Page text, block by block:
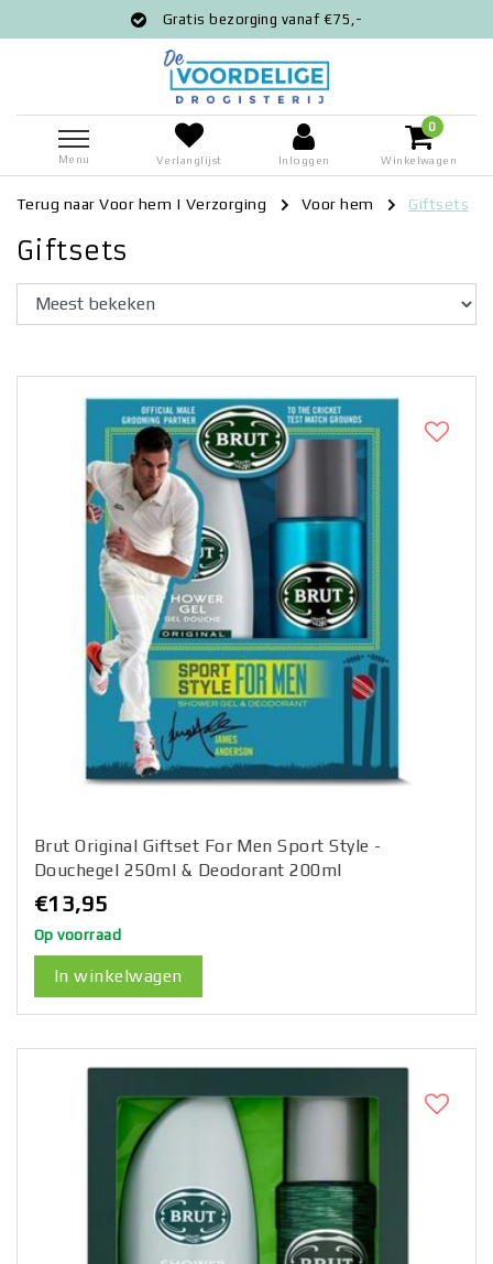
Gratis bezorging vanaf €75,-
Menu Verlanglijst Inloggen
0
Winkelwagen
Terug naar Voor hem | Verzorging Voor hem Giftsets
Giftsets
Brut Original Giftset For Men Sport Style -
Douchegel 250ml & Deodorant 200ml
€13,95
Op voorraad
In winkelwagen